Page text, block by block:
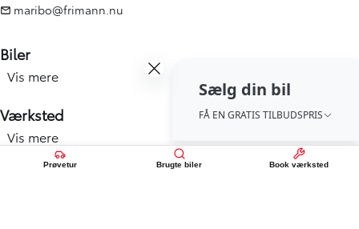
Prøvetur Brugte biler Book værksted
maribo@frimann.nu
Biler
Nye biler
Brugte biler
Kampagner
Elbiler og hybridbiler
Vis mere
Værksted
Værksted forside
Service
Vis mere
Sælg din bil
FÅ EN GRATIS TILBUDSPRIS